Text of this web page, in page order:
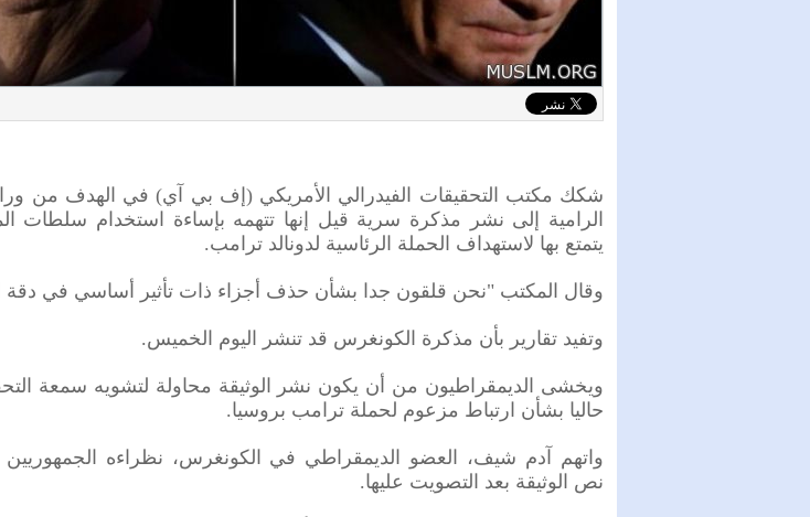
شكك مكتب التحقيقات الفيدرالي الأمريكي (إف بي آي) في الهدف من
الرامية إلى نشر مذكرة سرية قيل إنها تتهمه بإساءة استخدام سلطات
يتمتع بها لاستهداف الحملة الرئاسية لدونالد ترامب.
وقال المكتب "نحن قلقون جدا بشأن حذف أجزاء ذات تأثير أساسي في دقة
وتفيد تقارير بأن مذكرة الكونغرس قد تنشر اليوم الخميس.
ويخشى الديمقراطيون من أن يكون نشر الوثيقة محاولة لتشويه سمعة
حاليا بشأن ارتباط مزعوم لحملة ترامب بروسيا.
واتهم آدم شيف، العضو الديمقراطي في الكونغرس، نظراءه الجمهوريين
نص الوثيقة بعد التصويت عليها.